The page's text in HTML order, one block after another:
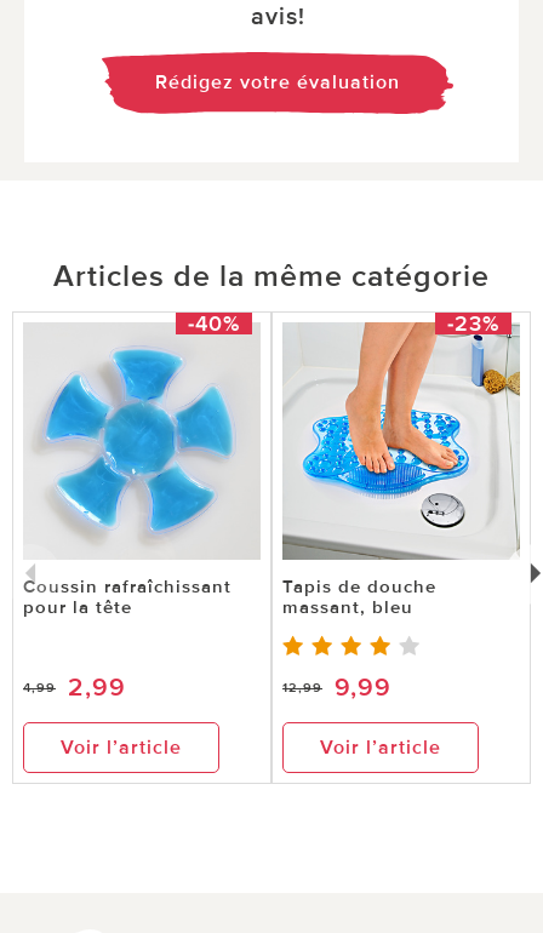
avis!
Rédigez votre évaluation
Articles de la même catégorie
-40%
Coussin rafraîchissant
pour la tête
4,99 2,99
Voir l’article
-23%
Tapis de douche
massant, bleu
12,99 9,99
Voir l’article